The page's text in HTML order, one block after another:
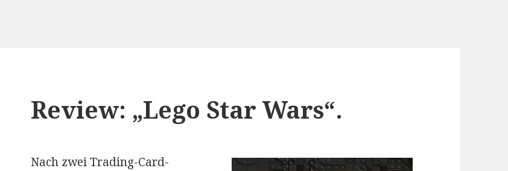
Review: „Lego Star Wars“.
Nach zwei Trading-Card-